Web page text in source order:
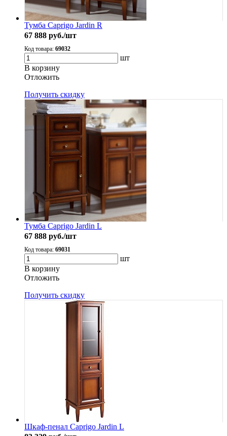
Тумба Caprigo Jardin R
67 888 руб./шт
Код товара: 69032
шт
В корзину
Oтложить
Получить скидку
Тумба Caprigo Jardin L
67 888 руб./шт
Код товара: 69031
шт
В корзину
Oтложить
Получить скидку
Шкаф-пенал Caprigo Jardin L